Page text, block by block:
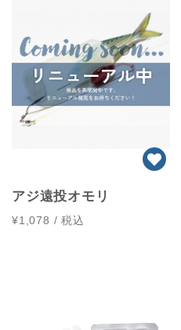
アジ遠投オモリ
¥1,078 / 税込